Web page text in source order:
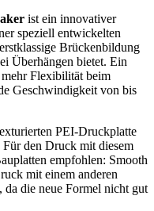
ist ein innovativer
speziell entwickelten
Brückenbildung
Überhängen bietet. Ein
Flexibilität beim
Geschwindigkeit von bis
PEI-Druckplatte
Für den Druck mit diesem
empfohlen: Smooth
mit einem anderen
die neue Formel nicht gut